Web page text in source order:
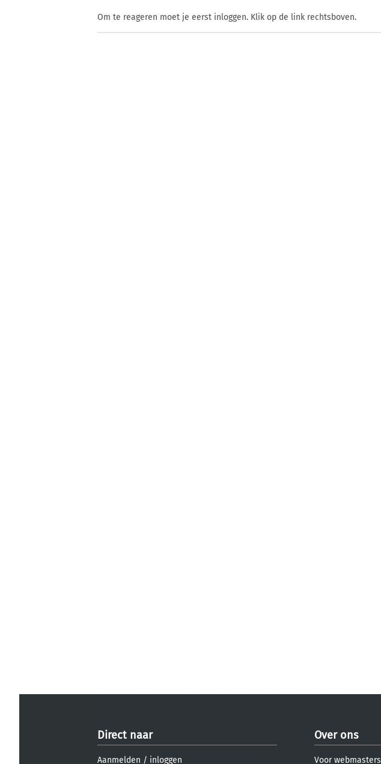
Om te reageren moet je eerst inloggen. Klik op de link rechtsboven.
Direct naar
Aanmelden / inloggen
Over ons
Voor webmasters